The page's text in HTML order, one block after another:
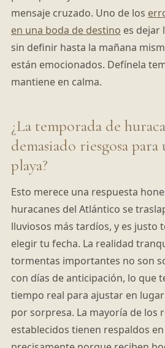
mensaje cruzado. Uno de los
en una boda de destino es dejar
sin definir hasta la mañana
están emocionados. Defínela
mantiene en calma.
¿La temporada de
demasiado riesgosa
playa?
Esto merece una respuesta
huracanes del Atlántico se
lluviosos más tardíos, y es justo
elegir tu fecha. La realidad
tormentas importantes no son
con días de anticipación, lo que
tiempo real para ajustar en
por sorpresa. La mayoría de los
establecidos tienen respaldos